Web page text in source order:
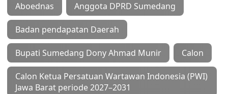
Aboednas Anggota DPRD Sumedang
Badan pendapatan Daerah
Bupati Sumedang Dony Ahmad Munir Calon
Calon Ketua Persatuan Wartawan Indonesia (PWI)
Jawa Barat periode 2027–2031